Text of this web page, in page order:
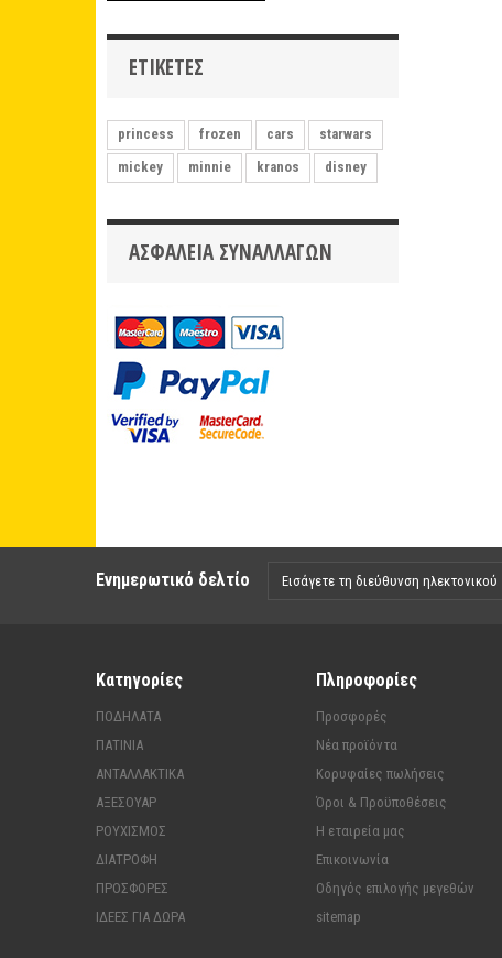
ΕΤΙΚΈΤΕΣ
princess frozen cars
starwars
mickey
minnie kranos disney
ΑΣΦΆΛΕΙΑ ΣΥΝΑΛΛΑΓΏΝ
Ενημερωτικό δελτίο
Κατηγορίες
ΠΟΔΗΛΑΤΑ
ΠΑΤΙΝΙΑ
ΑΝΤΑΛΛΑΚΤΙΚΑ
ΑΞΕΣΟΥΑΡ
ΡΟΥΧΙΣΜΟΣ
ΔΙΑΤΡΟΦΗ
ΠΡΟΣΦΟΡΕΣ
ΙΔΕΕΣ ΓΙΑ ΔΩΡΑ
Πληροφορίες
Προσφορές
Νέα προϊόντα
Κορυφαίες πωλήσεις
Όροι & Προϋποθέσεις
Η εταιρεία μας
Επικοινωνία
Οδηγός επιλογής μεγεθών
sitemap